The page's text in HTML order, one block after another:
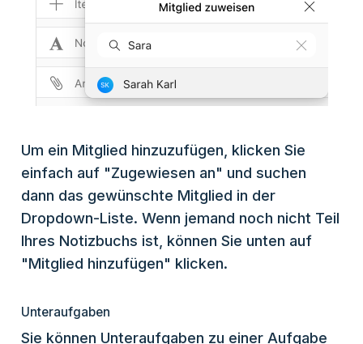
Um ein Mitglied hinzuzufügen, klicken Sie
einfach auf "Zugewiesen an" und suchen
dann das gewünschte Mitglied in der
Dropdown-Liste. Wenn jemand noch nicht Teil
Ihres Notizbuchs ist, können Sie unten auf
"Mitglied hinzufügen" klicken.
Unteraufgaben
Sie können Unteraufgaben zu einer Aufgabe